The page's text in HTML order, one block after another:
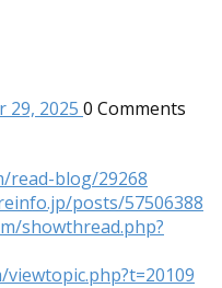
29, 2025 0 Comments
read-blog/29268
posts/57506388
showthread.php?